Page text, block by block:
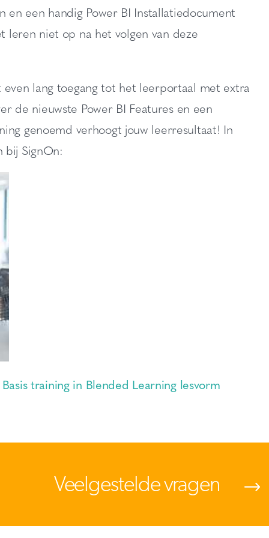
een handig Power BI Installatiedocument
niet op na het volgen van deze
lang toegang tot het leerportaal met extra
de nieuwste Power BI Features en een
genoemd verhoogt jouw leerresultaat! In
SignOn:
training in Blended Learning lesvorm
Veelgestelde vragen